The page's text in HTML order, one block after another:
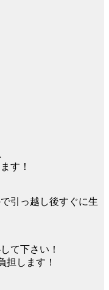
す！
引っ越し後すぐに生
て下さい！
担します！